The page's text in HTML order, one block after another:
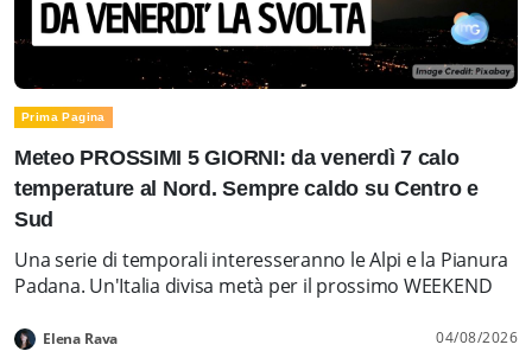
Prima Pagina
Meteo PROSSIMI 5 GIORNI: da venerdì 7 calo
temperature al Nord. Sempre caldo su Centro e
Sud
Una serie di temporali interesseranno le Alpi e la Pianura
Padana. Un'Italia divisa metà per il prossimo WEEKEND
Elena Rava 04/08/2026